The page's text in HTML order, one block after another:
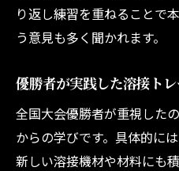
り返し練習を重ねることで
う意見も多く聞かれます。
優勝者が実践した溶接ト
全国大会優勝者が重視した
からの学びです。具体的に
新しい溶接機材や材料にも